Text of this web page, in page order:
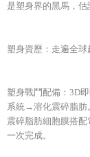
是塑身界的黑馬，
塑身資歷：走遍全球
塑身戰鬥配備：3D
系統→溶化震碎脂肪
震碎脂肪細胞膜搭
一次完成。